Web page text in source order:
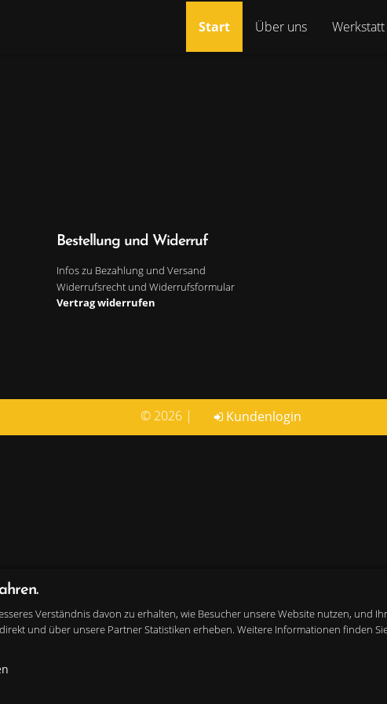
Start Über uns
Bestellung und Widerruf
Infos zu Bezahlung und Versand
Widerrufsrecht und Widerrufsformular
Vertrag widerrufen
© 2026 | loginKundenlogin
Verständnis davon zu erhalten, wie Besucher unsere Website nutzen,
und über unsere Partner Statistiken erheben. Weitere Informationen finden